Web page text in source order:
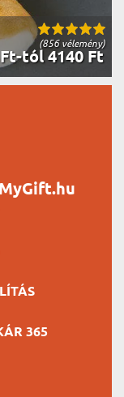
(856 vélemény)
Ft-tól 4140 Ft
365